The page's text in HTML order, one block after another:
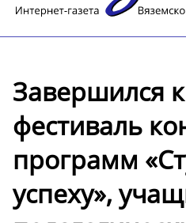
Завершился
фестиваль
программ
успеху»,